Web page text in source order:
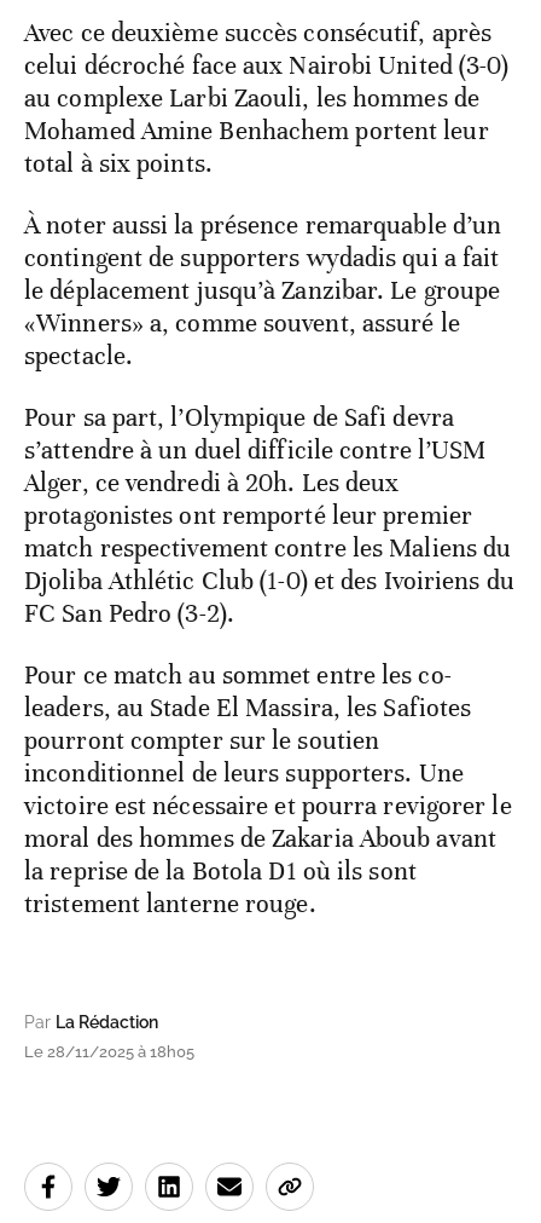
Avec ce deuxième succès consécutif, après
celui décroché face aux Nairobi United (3-0)
au complexe Larbi Zaouli, les hommes de
Mohamed Amine Benhachem portent leur
total à six points.
À noter aussi la présence remarquable d’un
contingent de supporters wydadis qui a fait
le déplacement jusqu’à Zanzibar. Le groupe
«Winners» a, comme souvent, assuré le
spectacle.
Pour sa part, l’Olympique de Safi devra
s’attendre à un duel difficile contre l’USM
Alger, ce vendredi à 20h. Les deux
protagonistes ont remporté leur premier
match respectivement contre les Maliens du
Djoliba Athlétic Club (1-0) et des Ivoiriens du
FC San Pedro (3-2).
Pour ce match au sommet entre les co-
leaders, au Stade El Massira, les Safiotes
pourront compter sur le soutien
inconditionnel de leurs supporters. Une
victoire est nécessaire et pourra revigorer le
moral des hommes de Zakaria Aboub avant
la reprise de la Botola D1 où ils sont
tristement lanterne rouge.
Par La Rédaction
Le 28/11/2025 à 18h05